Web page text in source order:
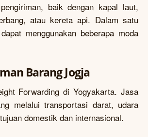
baik dengan kapal laut,
atau kereta api. Dalam satu
menggunakan beberapa moda
Barang Jogja
Forwarding di Yogyakarta. Jasa
melalui transportasi darat, udara
domestik dan internasional.